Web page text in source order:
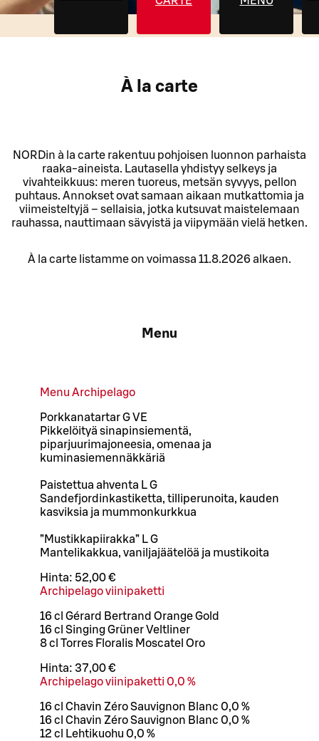
À la carte
NORDin à la carte rakentuu pohjoisen luonnon parhaista
raaka-aineista. Lautasella yhdistyy selkeys ja
vivahteikkuus: meren tuoreus, metsän syvyys, pellon
puhtaus. Annokset ovat samaan aikaan mutkattomia ja
viimeisteltyjä – sellaisia, jotka kutsuvat maistelemaan
rauhassa, nauttimaan sävyistä ja viipymään vielä hetken.
À la carte listamme on voimassa 11.8.2026 alkaen.
Menu
Menu Archipelago
Porkkanatartar G VE
Pikkelöityä sinapinsiementä,
piparjuurimajoneesia, omenaa ja
kuminasiemennäkkäriä
Paistettua ahventa L G
Sandefjordinkastiketta, tilliperunoita, kauden
kasviksia ja mummonkurkkua
”Mustikkapiirakka” L G
Mantelikakkua, vaniljajäätelöä ja mustikoita
Hinta: 52,00 €
Archipelago viinipaketti
16 cl Gérard Bertrand Orange Gold
16 cl Singing Grüner Veltliner
8 cl Torres Floralis Moscatel Oro
Hinta: 37,00 €
Archipelago viinipaketti 0,0 %
16 cl Chavin Zéro Sauvignon Blanc 0,0 %
16 cl Chavin Zéro Sauvignon Blanc 0,0 %
12 cl Lehtikuohu 0,0 %